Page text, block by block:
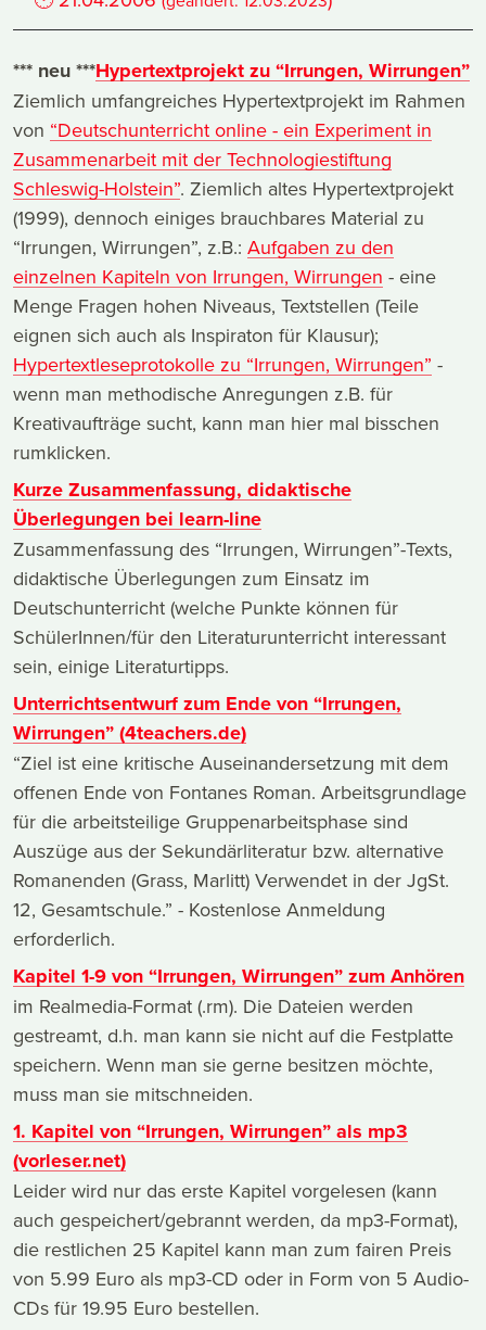
*** neu ***Hypertextprojekt zu “Irrungen, Wirrungen”
Ziemlich umfangreiches Hypertextprojekt im Rahmen
von “Deutschunterricht online - ein Experiment in
Zusammenarbeit mit der Technologiestiftung
Schleswig-Holstein”. Ziemlich altes Hypertextprojekt
(1999), dennoch einiges brauchbares Material zu
“Irrungen, Wirrungen”, z.B.: Aufgaben zu den
einzelnen Kapiteln von Irrungen, Wirrungen - eine
Menge Fragen hohen Niveaus, Textstellen (Teile
eignen sich auch als Inspiraton für Klausur);
Hypertextleseprotokolle zu “Irrungen, Wirrungen” -
wenn man methodische Anregungen z.B. für
Kreativaufträge sucht, kann man hier mal bisschen
rumklicken.
Kurze Zusammenfassung, didaktische
Überlegungen bei learn-line
Zusammenfassung des “Irrungen, Wirrungen”-Texts,
didaktische Überlegungen zum Einsatz im
Deutschunterricht (welche Punkte können für
SchülerInnen/für den Literaturunterricht interessant
sein, einige Literaturtipps.
Unterrichtsentwurf zum Ende von “Irrungen,
Wirrungen” (4teachers.de)
“Ziel ist eine kritische Auseinandersetzung mit dem
offenen Ende von Fontanes Roman. Arbeitsgrundlage
für die arbeitsteilige Gruppenarbeitsphase sind
Auszüge aus der Sekundärliteratur bzw. alternative
Romanenden (Grass, Marlitt) Verwendet in der JgSt.
12, Gesamtschule.” - Kostenlose Anmeldung
erforderlich.
Kapitel 1-9 von “Irrungen, Wirrungen” zum Anhören
im Realmedia-Format (.rm). Die Dateien werden
gestreamt, d.h. man kann sie nicht auf die Festplatte
speichern. Wenn man sie gerne besitzen möchte,
muss man sie mitschneiden.
1. Kapitel von “Irrungen, Wirrungen” als mp3
(vorleser.net)
Leider wird nur das erste Kapitel vorgelesen (kann
auch gespeichert/gebrannt werden, da mp3-Format),
die restlichen 25 Kapitel kann man zum fairen Preis
von 5.99 Euro als mp3-CD oder in Form von 5 Audio-
CDs für 19.95 Euro bestellen.